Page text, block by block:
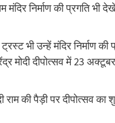
मंदिर निर्माण की प्रगति भी
भी उन्हें मंदिर निर्माण
मोदी दीपोत्सव में 23
राम की पैड़ी पर दीपोत्सव